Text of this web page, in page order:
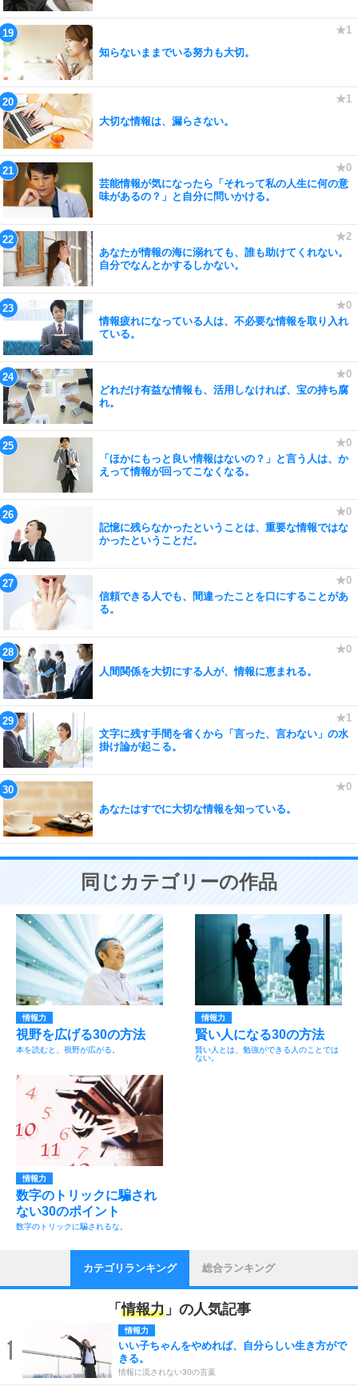
知らないままでいる努力も大切。
大切な情報は、漏らさない。
芸能情報が気になったら「それって私の人生に何の意
味があるの？」と自分に問いかける。
あなたが情報の海に溺れても、誰も助けてくれない。
自分でなんとかするしかない。
情報疲れになっている人は、不必要な情報を取り入れ
ている。
どれだけ有益な情報も、活用しなければ、宝の持ち腐
れ。
「ほかにもっと良い情報はないの？」と言う人は、か
えって情報が回ってこなくなる。
記憶に残らなかったということは、重要な情報ではな
かったということだ。
信頼できる人でも、間違ったことを口にすることがあ
る。
人間関係を大切にする人が、情報に恵まれる。
文字に残す手間を省くから「言った、言わない」の水
掛け論が起こる。
あなたはすでに大切な情報を知っている。
同じカテゴリーの作品
情報力
視野を広げる30の方法
本を読むと、視野が広がる。
情報力
賢い人になる30の方法
賢い人とは、勉強ができる人のことでは
ない。
情報力
数字のトリックに騙され
ない30のポイント
数字のトリックに騙されるな。
カテゴリランキング 総合ランキング
「情報力 」の人気記事
1
情報力
いい子ちゃんをやめれば、自分らしい生き方がで
きる。
情報に流されない30の言葉